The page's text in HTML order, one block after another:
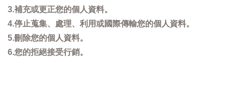
3.補充或更正您的個人資料。
4.停止蒐集、處理、利用或國際傳輸您的個人資料。
5.刪除您的個人資料。
6.您的拒絕接受行銷。